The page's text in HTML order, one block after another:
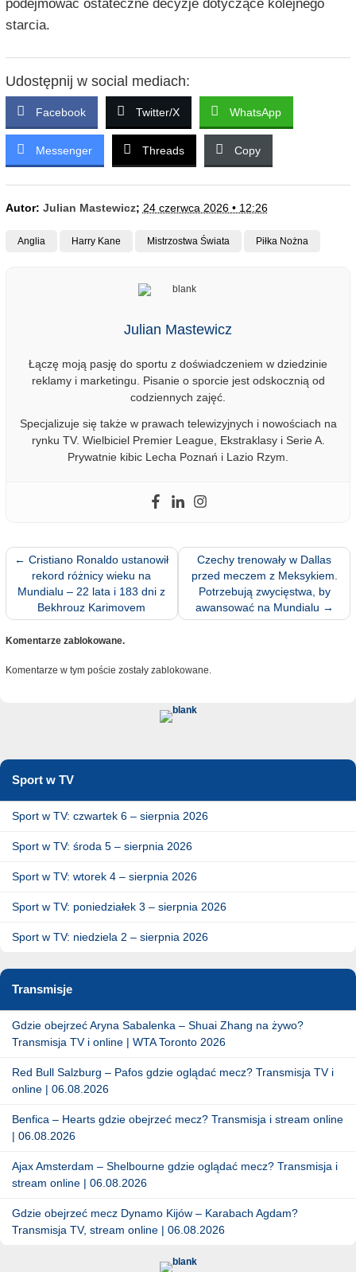
podejmować ostateczne decyzje dotyczące kolejnego
starcia.
Udostępnij w social mediach:
Facebook Twitter/X WhatsApp
Messenger Threads Copy
Autor: Julian Mastewicz; 24 czerwca 2026 • 12:26
Anglia Harry Kane Mistrzostwa Świata Piłka Nożna
Julian Mastewicz
Łączę moją pasję do sportu z doświadczeniem w dziedzinie
reklamy i marketingu. Pisanie o sporcie jest odskocznią od
codziennych zajęć.
Specjalizuje się także w prawach telewizyjnych i nowościach na
rynku TV. Wielbiciel Premier League, Ekstraklasy i Serie A.
Prywatnie kibic Lecha Poznań i Lazio Rzym.
← Cristiano Ronaldo ustanowił
rekord różnicy wieku na
Mundialu – 22 lata i 183 dni z
Bekhrouz Karimovem
Czechy trenowały w Dallas
przed meczem z Meksykiem.
Potrzebują zwycięstwa, by
awansować na Mundialu →
Komentarze zablokowane.
Komentarze w tym poście zostały zablokowane.
Sport w TV
Sport w TV: czwartek 6 – sierpnia 2026
Sport w TV: środa 5 – sierpnia 2026
Sport w TV: wtorek 4 – sierpnia 2026
Sport w TV: poniedziałek 3 – sierpnia 2026
Sport w TV: niedziela 2 – sierpnia 2026
Transmisje
Gdzie obejrzeć Aryna Sabalenka – Shuai Zhang na żywo?
Transmisja TV i online | WTA Toronto 2026
Red Bull Salzburg – Pafos gdzie oglądać mecz? Transmisja TV i
online | 06.08.2026
Benfica – Hearts gdzie obejrzeć mecz? Transmisja i stream online
| 06.08.2026
Ajax Amsterdam – Shelbourne gdzie oglądać mecz? Transmisja i
stream online | 06.08.2026
Gdzie obejrzeć mecz Dynamo Kijów – Karabach Agdam?
Transmisja TV, stream online | 06.08.2026